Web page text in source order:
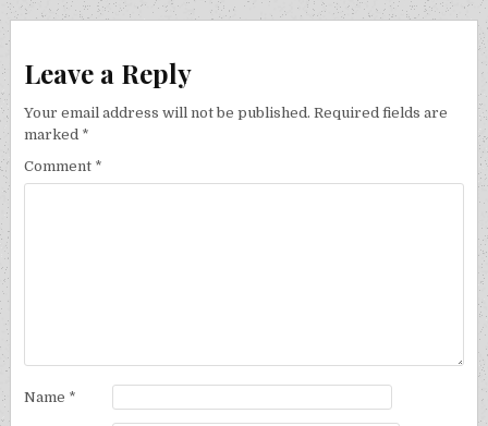
Leave a Reply
Your email address will not be published. Required fields are
marked *
Comment *
Name *